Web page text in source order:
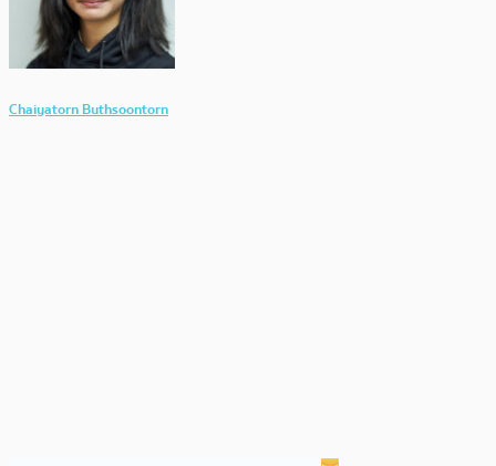
Chaiyatorn Buthsoontorn